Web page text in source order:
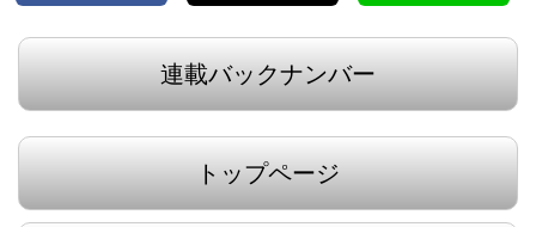
連載バックナンバー
トップページ